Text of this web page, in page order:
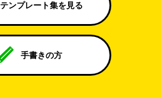
テンプレート集を見る
手書きの方